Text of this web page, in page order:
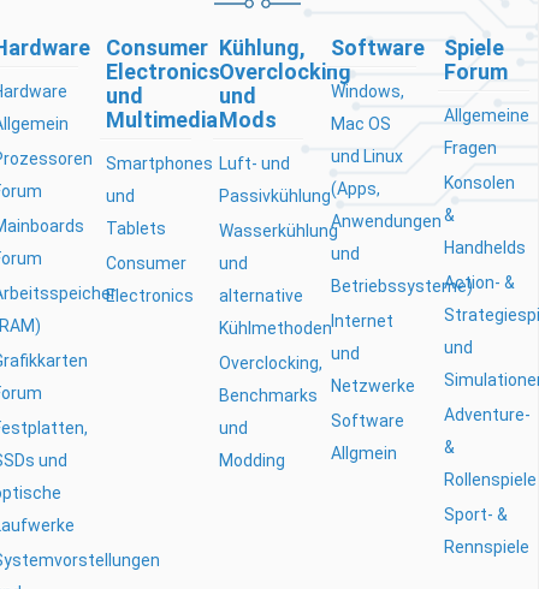
und
Consumer
Electronics
und
Multimedia
Smartphones
und
Tablets
Consumer
Electronics
Kühlung,
Overclocking
und
Mods
Luft- und
Passivkühlung
Wasserkühlung
und
alternative
Kühlmethoden
Overclocking,
Benchmarks
und
Modding
Software
Windows,
Mac OS
und Linux
(Apps,
Anwendungen
und
Betriebssysteme)
Internet
und
Netzwerke
Software
Allgmein
Spiele
Forum
Allgemeine
Fragen
Konsolen
&
Handhelds
Action- &
und
Adventure-
&
Rollenspiele
Sport- &
Rennspiele